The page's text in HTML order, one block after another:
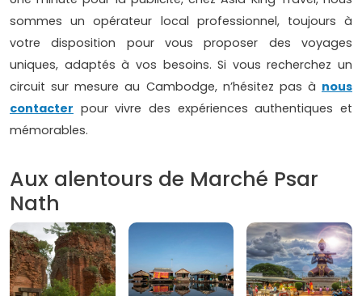
sommes un opérateur local professionnel, toujours à
votre disposition pour vous proposer des voyages
uniques, adaptés à vos besoins. Si vous recherchez un
circuit sur mesure au Cambodge, n’hésitez pas à nous
contacter pour vivre des expériences authentiques et
mémorables.
Aux alentours de Marché Psar
Nath